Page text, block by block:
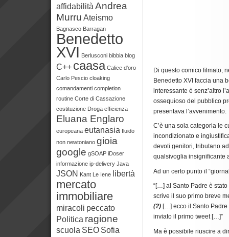
Di questo comico filmato,
Benedetto XVI faccia una
interessante è senz’altro
ossequioso del pubblico
presentava l’avvenimento.
C’è una sola categoria le
incondizionato e
devoti genitori, tributano
qualsivoglia insignificante
Ad un certo punto il
“[…] al Santo Padre è
scrive il suo primo breve
(?) […] ecco il Santo
inviato il primo tweet […]”
Ma è possibile riuscire a
affidabilità Andrea
Murru Ateismo
Bagnasco Barragan
Benedetto
XVI Berlusconi bibbia blog
C++ caasa Calice d'oro
Carlo Pescio cloaking
comandamenti completion
routine Corte di Cassazione
costituzione Droga efficienza
Eluana Englaro
europeana eutanasia fluido
non newtoniano gioia
google gSOAP iDoser
informazione ip-delivery Java
JSON Kant Le Iene libertà
mercato
immobiliare
miracoli peccato
Politica ragione
scuola SEO Sofia